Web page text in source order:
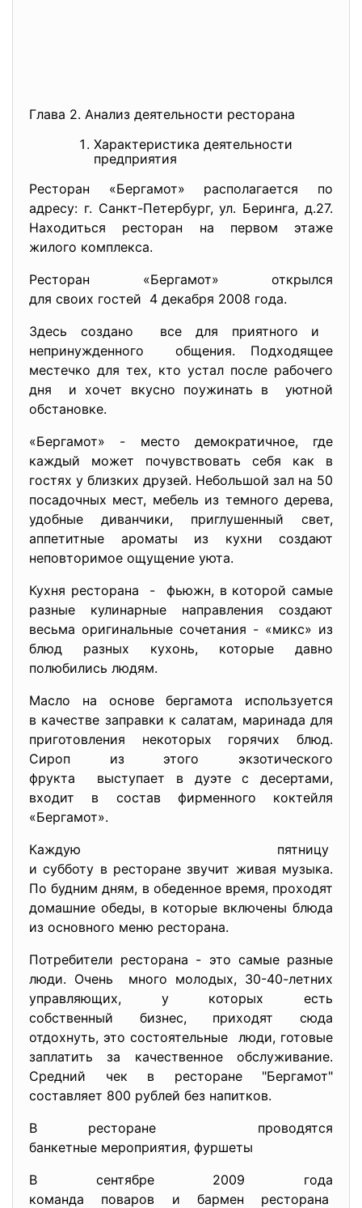
Глава 2. Анализ деятельности ресторана
Характеристика деятельности
предприятия
Ресторан «Бергамот» располагается по
адресу: г. Санкт-Петербург, ул. Беринга, д.27.
Находиться ресторан на первом этаже
жилого комплекса.
Ресторан «Бергамот» открылся
для своих гостей 4 декабря 2008 года.
Здесь создано все для приятного и
непринужденного общения. Подходящее
местечко для тех, кто устал после рабочего
дня и хочет вкусно поужинать в уютной
обстановке.
«Бергамот» - место демократичное, где
каждый может почувствовать себя как в
гостях у близких друзей. Небольшой зал на 50
посадочных мест, мебель из темного дерева,
удобные диванчики, приглушенный свет,
аппетитные ароматы из кухни создают
неповторимое ощущение уюта.
Кухня ресторана - фьюжн, в которой самые
разные кулинарные направления создают
весьма оригинальные сочетания - «микс» из
блюд разных кухонь, которые давно
полюбились людям.
Масло на основе бергамота используется
в качестве заправки к салатам, маринада для
приготовления некоторых горячих блюд.
Сироп из этого экзотического
фрукта выступает в дуэте с десертами,
входит в состав фирменного коктейля
«Бергамот».
Каждую пятницу
и субботу в ресторане звучит живая музыка.
По будним дням, в обеденное время, проходят
домашние обеды, в которые включены блюда
из основного меню ресторана.
Потребители ресторана - это самые разные
люди. Очень много молодых, 30-40-летних
управляющих, у которых есть
собственный бизнес, приходят сюда
отдохнуть, это состоятельные люди, готовые
заплатить за качественное обслуживание.
Средний чек в ресторане "Бергамот"
составляет 800 рублей без напитков.
В ресторане проводятся
банкетные мероприятия, фуршеты
В сентябре 2009 года
команда поваров и бармен ресторана